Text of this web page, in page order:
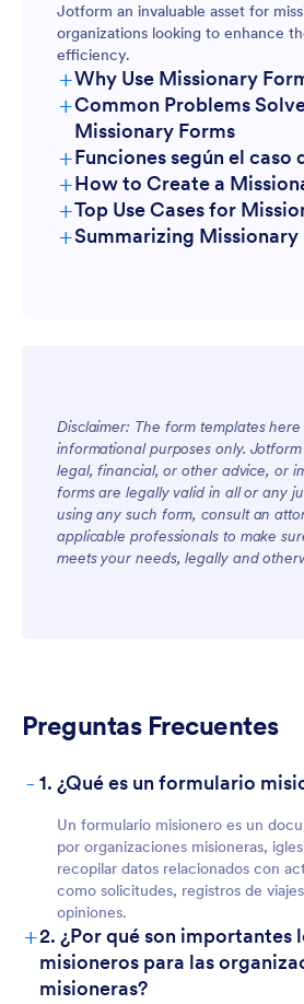
Jotform an invaluable asset for
organizations looking to enhance
efficiency.
+Why Use Missionary
+Common Problems
Missionary Forms
+Funciones según el caso
+How to Create a
+Top Use Cases for
For Managers
For Teams
+Summarizing Missionary
Disclaimer: The form templates
informational purposes only.
legal, financial, or other advice, or
forms are legally valid in all or any
using any such form, consult an
applicable professionals to make
meets your needs, legally and
Preguntas Frecuentes
- 1. ¿Qué es un formulario
Un formulario misionero es un
por organizaciones misioneras,
recopilar datos relacionados con
como solicitudes, registros de
opiniones.
+2. ¿Por qué son importantes
misioneros para las
misioneras?